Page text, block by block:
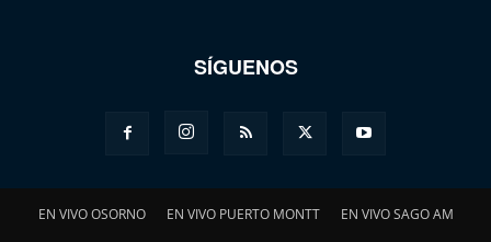
SÍGUENOS
EN VIVO OSORNO EN VIVO PUERTO MONTT EN VIVO SAGO AM